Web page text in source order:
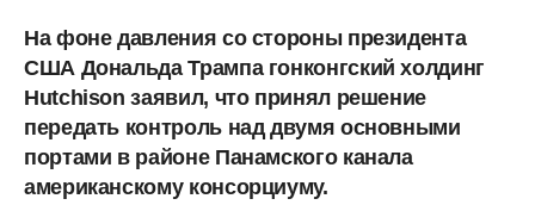
На фоне давления со стороны президента
США Дональда Трампа гонконгский холдинг
Hutchison заявил, что принял решение
передать контроль над двумя основными
портами в районе Панамского канала
американскому консорциуму.